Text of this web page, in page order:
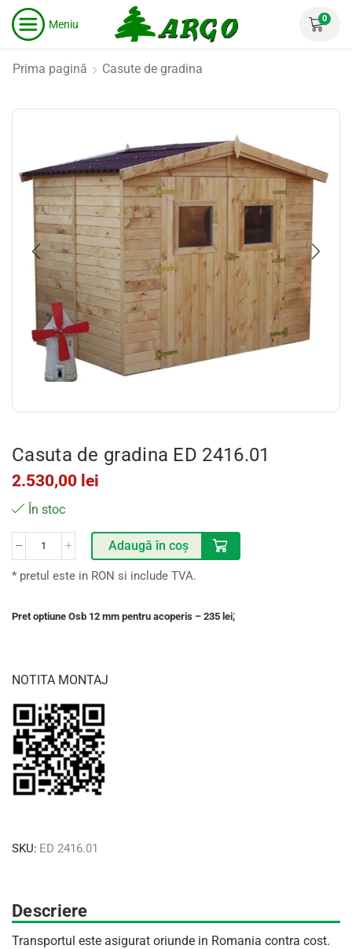
Meniu 0
Prima pagină Casute de gradina
Casuta de gradina ED 2416.01
2.530,00 lei
În stoc
Adaugă în coș
* pretul este in RON si include TVA.
Pret optiune Osb 12 mm pentru acoperis – 235 lei;
NOTITA MONTAJ
SKU: ED 2416.01
Descriere
Transportul este asigurat oriunde in Romania contra cost.